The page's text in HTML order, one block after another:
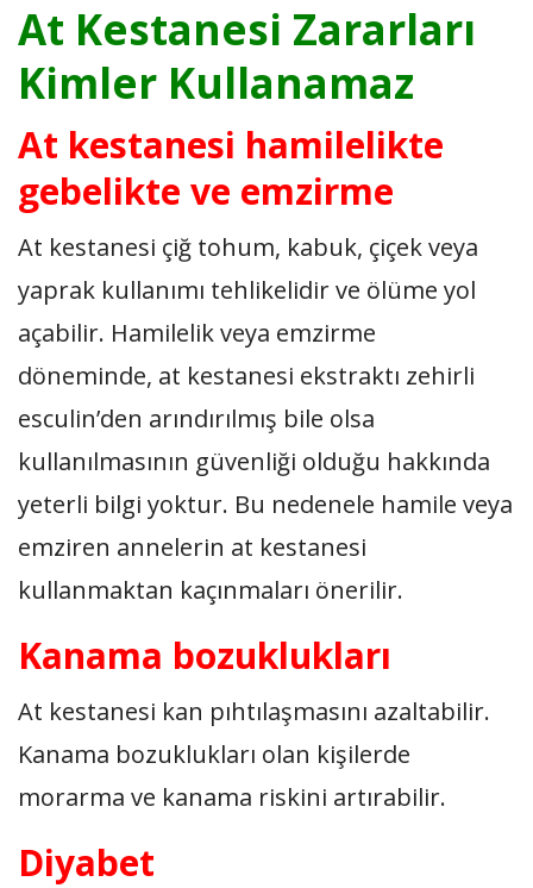
At Kestanesi Zararları
Kimler Kullanamaz
At kestanesi hamilelikte
gebelikte ve emzirme
At kestanesi çiğ tohum, kabuk, çiçek veya
yaprak kullanımı tehlikelidir ve ölüme yol
açabilir. Hamilelik veya emzirme
döneminde, at kestanesi ekstraktı zehirli
esculin’den arındırılmış bile olsa
kullanılmasının güvenliği olduğu hakkında
yeterli bilgi yoktur. Bu nedenele hamile veya
emziren annelerin at kestanesi
kullanmaktan kaçınmaları önerilir.
Kanama bozuklukları
At kestanesi kan pıhtılaşmasını azaltabilir.
Kanama bozuklukları olan kişilerde
morarma ve kanama riskini artırabilir.
Diyabet